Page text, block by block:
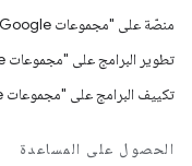
منصّة على "مجموعات Google"
تطوير البرامج على "مجموعات Google"
تكييف البرامج على "مجموعات Google"
الحصول على المساعدة